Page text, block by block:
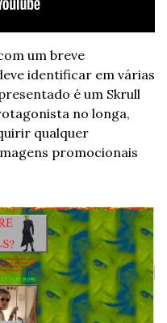
um breve
identificar em várias
é um Skrull
no longa,
qualquer
promocionais